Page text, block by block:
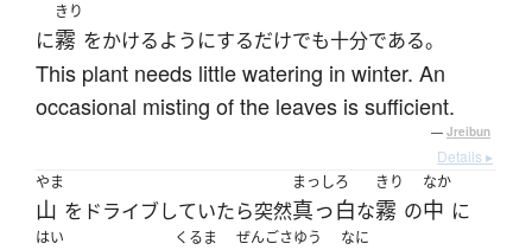
に
きり
霧 をかけるようにするだけでも十分である。
This plant needs little watering in winter. An
occasional misting of the leaves is sufficient.
— Jreibun
Details ▸
やま
山 をドライブしていたら突然
まっしろ
真っ白な
きり
霧 の
なか
中 に
はい くるま ぜんごさゆう なに